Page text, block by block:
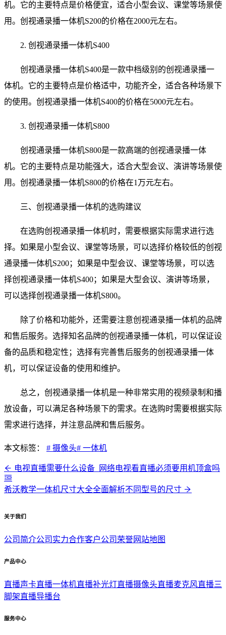
机。它的主要特点是价格便宜，适合小型会议、课堂等场景使
用。创视通录播一体机S200的价格在2000元左右。
2. 创视通录播一体机S400
创视通录播一体机S400是一款中档级别的创视通录播一
体机。它的主要特点是价格适中，功能齐全，适合各种场景下
的使用。创视通录播一体机S400的价格在5000元左右。
3. 创视通录播一体机S800
创视通录播一体机S800是一款高端的创视通录播一体
机。它的主要特点是功能强大，适合大型会议、演讲等场景使
用。创视通录播一体机S800的价格在1万元左右。
三、创视通录播一体机的选购建议
在选购创视通录播一体机时，需要根据实际需求进行选
择。如果是小型会议、课堂等场景，可以选择价格较低的创视
通录播一体机S200；如果是中型会议、课堂等场景，可以选
择创视通录播一体机S400；如果是大型会议、演讲等场景，
可以选择创视通录播一体机S800。
除了价格和功能外，还需要注意创视通录播一体机的品牌
和售后服务。选择知名品牌的创视通录播一体机，可以保证设
备的品质和稳定性；选择有完善售后服务的创视通录播一体
机，可以保证设备的使用和维护。
总之，创视通录播一体机是一种非常实用的视频录制和播
放设备，可以满足各种场景下的需求。在选购时需要根据实际
需求进行选择，并注意品牌和售后服务。
本文标签： # 摄像头# 一体机
电视直播需要什么设备_网络电视看直播必须要用机顶盒吗
希沃教学一体机尺寸大全全面解析不同型号的尺寸
关于我们
公司简介公司实力合作客户公司荣誉网站地图
产品中心
直播声卡直播一体机直播补光灯直播摄像头直播麦克风直播三
脚架直播导播台
服务中心